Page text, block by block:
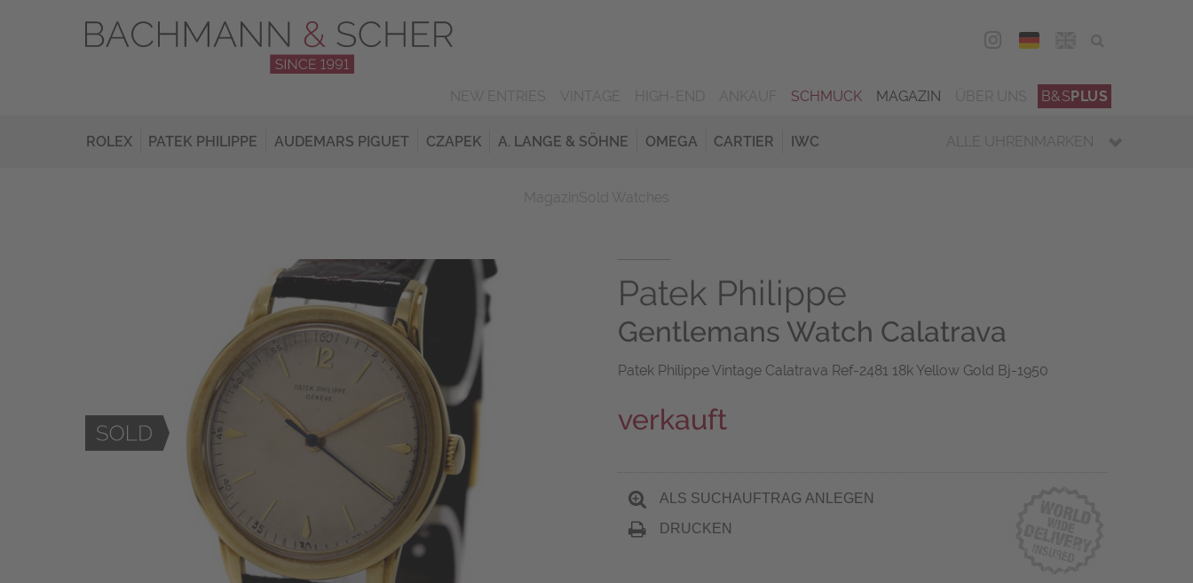
DEU
SCHMUCK MAGAZIN B&SPLUS
ROLEX PATEK PHILIPPE AUDEMARS PIGUET CZAPEK A. LANGE & SÖHNE OMEGA CARTIER IWC ALLE UHRENMARKEN
Patek Philippe
Gentlemans Watch Calatrava
Patek Philippe Vintage Calatrava Ref-2481 18k Yellow Gold Bj-1950
verkauft
ALS SUCHAUFTRAG ANLEGEN
DRUCKEN